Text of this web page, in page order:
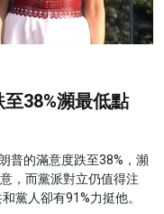
38%瀕最低點
普的滿意度跌至38%，瀕
，而黨派對立仍值得注
黨人卻有91%力挺他。